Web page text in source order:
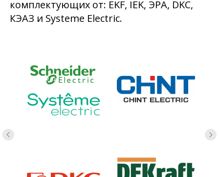
комплектующих от: EKF, IEK, ЭРА, DKC,
КЭАЗ и Systeme Electric.